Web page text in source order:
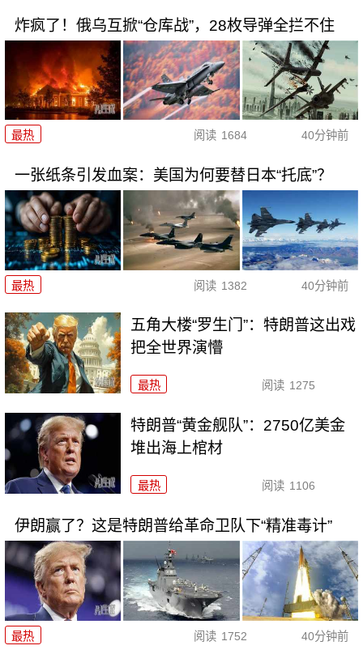
炸疯了！俄乌互掀“仓库战”，28枚导弹全拦不住
最热 阅读 1684 40分钟前
一张纸条引发血案：美国为何要替日本“托底”？
最热 阅读 1382 40分钟前
五角大楼“罗生门”：特朗普这出戏
把全世界演懵
最热 阅读 1275
特朗普“黄金舰队”：2750亿美金
堆出海上棺材
最热 阅读 1106
伊朗赢了？这是特朗普给革命卫队下“精准毒计”
最热 阅读 1752 40分钟前